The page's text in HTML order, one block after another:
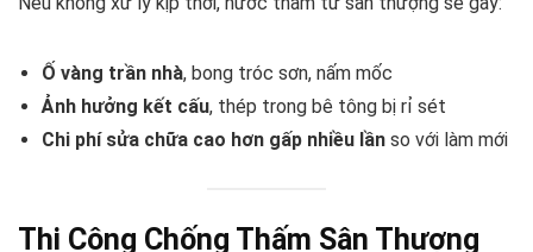
Ố vàng trần nhà, bong tróc sơn, nấm mốc
Ảnh hưởng kết cấu, thép trong bê tông bị rỉ sét
Chi phí sửa chữa cao hơn gấp nhiều lần so với làm mới
Thi Công Chống Thấm Sân Thượng